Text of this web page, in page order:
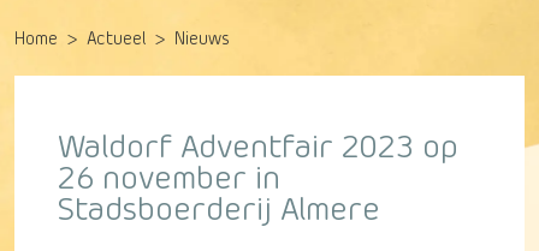
Home Actueel Nieuws
Waldorf Adventfair 2023 op
26 november in
Stadsboerderij Almere